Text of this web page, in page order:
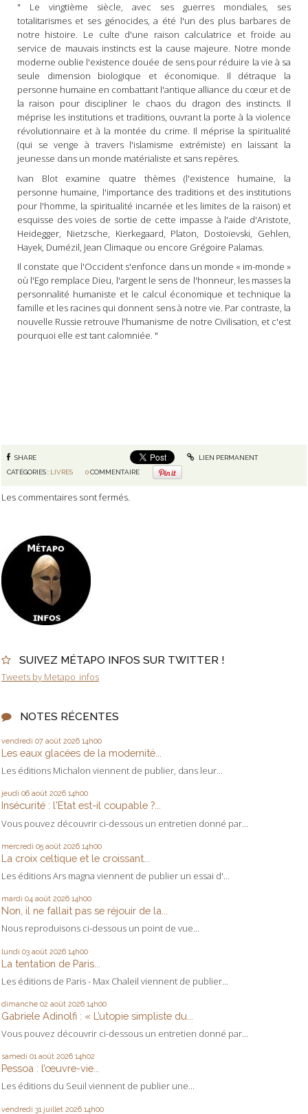
SUIVEZ MÉTAPO INFOS SUR TWITTER !
Tweets by Metapo_infos
NOTES RÉCENTES
vendredi 07 août 2026 14h00
Les eaux glacées de la modernité...
Les éditions Michalon viennent de publier, dans leur...
jeudi 06 août 2026 14h00
Insécurité : l'Etat est-il coupable ?...
Vous pouvez découvrir ci-dessous un entretien donné par...
mercredi 05 août 2026 14h00
La croix celtique et le croissant...
Les éditions Ars magna viennent de publier un essai d'...
mardi 04 août 2026 14h00
Non, il ne fallait pas se réjouir de la...
Nous reproduisons ci-dessous un point de vue...
lundi 03 août 2026 14h00
La tentation de Paris...
Les éditions de Paris - Max Chaleil viennent de publier...
dimanche 02 août 2026 14h00
Gabriele Adinolfi : « L’utopie simpliste du...
Vous pouvez découvrir ci-dessous un entretien donné par...
samedi 01 août 2026 14h02
Pessoa : l’œuvre-vie...
Les éditions du Seuil viennent de publier une...
vendredi 31 juillet 2026 14h00
" Le vingtième siècle, avec ses guerres mondiales, ses
totalitarismes et ses génocides, a été l'un des plus barbares de
notre histoire. Le culte d'une raison calculatrice et froide au
service de mauvais instincts est la cause majeure. Notre monde
moderne oublie l'existence douée de sens pour réduire la vie à sa
seule dimension biologique et économique. Il détraque la
personne humaine en combattant l'antique alliance du cœur et de
la raison pour discipliner le chaos du dragon des instincts. Il
méprise les institutions et traditions, ouvrant la porte à la violence
révolutionnaire et à la montée du crime. Il méprise la spiritualité
(qui se venge à travers l'islamisme extrémiste) en laissant la
jeunesse dans un monde matérialiste et sans repères.
Ivan Blot examine quatre thèmes (l'existence humaine, la
personne humaine, l'importance des traditions et des institutions
pour l'homme, la spiritualité incarnée et les limites de la raison) et
esquisse des voies de sortie de cette impasse à l'aide d'Aristote,
Heidegger, Nietzsche, Kierkegaard, Platon, Dostoïevski, Gehlen,
Hayek, Dumézil, Jean Climaque ou encore Grégoire Palamas.
Il constate que l'Occident s'enfonce dans un monde « im-monde »
où l'Ego remplace Dieu, l'argent le sens de l'honneur, les masses la
personnalité humaniste et le calcul économique et technique la
famille et les racines qui donnent sens à notre vie. Par contraste, la
nouvelle Russie retrouve l'humanisme de notre Civilisation, et c'est
pourquoi elle est tant calomniée. "
SHARE
LIEN PERMANENT
CATÉGORIES : LIVRES 0 COMMENTAIRE
Les commentaires sont fermés.